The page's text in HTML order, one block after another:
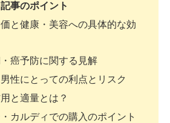
記事のポイント
と健康・美容への具体的な効
癌予防に関する見解
性にとっての利点とリスク
と適量とは？
カルディでの購入のポイント